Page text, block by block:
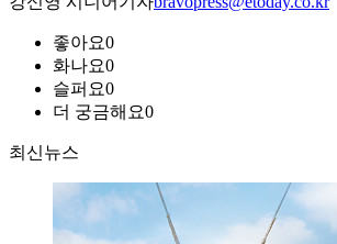
좋아요0
화나요0
슬퍼요0
더 궁금해요0
최신뉴스